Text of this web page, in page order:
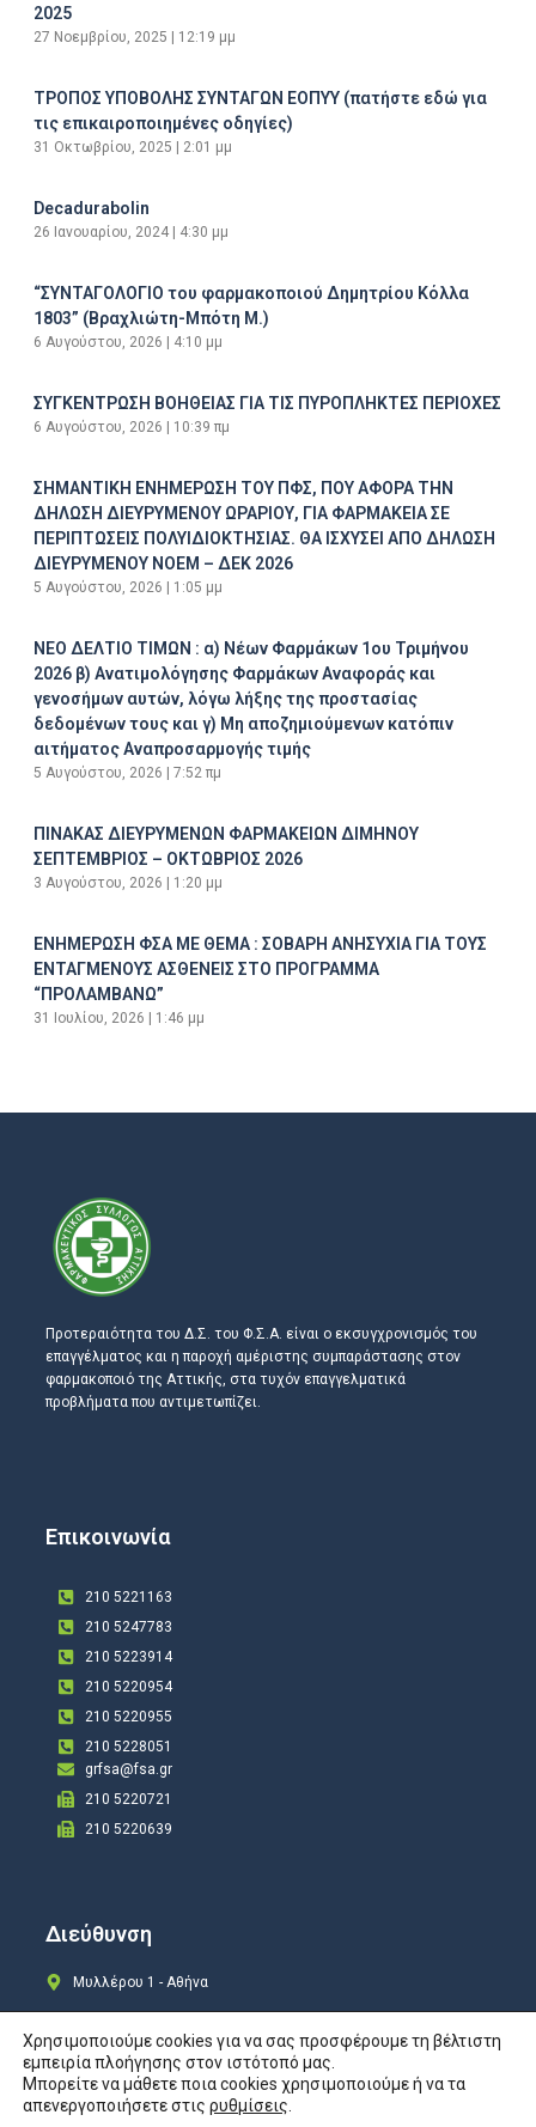
2025
27 Νοεμβρίου, 2025 12:19 μμ
ΤΡΟΠΟΣ ΥΠΟΒΟΛΗΣ ΣΥΝΤΑΓΩΝ ΕΟΠΥΥ (πατήστε εδώ για
τις επικαιροποιημένες οδηγίες)
31 Οκτωβρίου, 2025 2:01 μμ
Decadurabolin
26 Ιανουαρίου, 2024 4:30 μμ
“ΣΥΝΤΑΓΟΛΟΓΙΟ του φαρμακοποιού Δημητρίου Κόλλα
1803” (Βραχλιώτη-Μπότη Μ.)
6 Αυγούστου, 2026 4:10 μμ
ΣΥΓΚΕΝΤΡΩΣΗ ΒΟΗΘΕΙΑΣ ΓΙΑ ΤΙΣ ΠΥΡΟΠΛΗΚΤΕΣ ΠΕΡΙΟΧΕΣ
6 Αυγούστου, 2026 10:39 πμ
ΣΗΜΑΝΤΙΚΗ ΕΝΗΜΕΡΩΣΗ ΤΟΥ ΠΦΣ, ΠΟΥ ΑΦΟΡΑ ΤΗΝ
ΔΗΛΩΣΗ ΔΙΕΥΡΥΜΕΝΟΥ ΩΡΑΡΙΟΥ, ΓΙΑ ΦΑΡΜΑΚΕΙΑ ΣΕ
ΠΕΡΙΠΤΩΣΕΙΣ ΠΟΛΥΙΔΙΟΚΤΗΣΙΑΣ. ΘΑ ΙΣΧΥΣΕΙ ΑΠΟ ΔΗΛΩΣΗ
ΔΙΕΥΡΥΜΕΝΟΥ ΝΟΕΜ – ΔΕΚ 2026
5 Αυγούστου, 2026 1:05 μμ
ΝΕΟ ΔΕΛΤΙΟ ΤΙΜΩΝ : α) Νέων Φαρμάκων 1ου Τριμήνου
2026 β) Ανατιμολόγησης Φαρμάκων Αναφοράς και
γενοσήμων αυτών, λόγω λήξης της προστασίας
δεδομένων τους και γ) Μη αποζημιούμενων κατόπιν
αιτήματος Αναπροσαρμογής τιμής
5 Αυγούστου, 2026 7:52 πμ
ΠΙΝΑΚΑΣ ΔΙΕΥΡΥΜΕΝΩΝ ΦΑΡΜΑΚΕΙΩΝ ΔΙΜΗΝΟΥ
ΣΕΠΤΕΜΒΡΙΟΣ – ΟΚΤΩΒΡΙΟΣ 2026
3 Αυγούστου, 2026 1:20 μμ
ΕΝΗΜΕΡΩΣΗ ΦΣΑ ΜΕ ΘΕΜΑ : ΣΟΒΑΡΗ ΑΝΗΣΥΧΙΑ ΓΙΑ ΤΟΥΣ
ΕΝΤΑΓΜΕΝΟΥΣ ΑΣΘΕΝΕΙΣ ΣΤΟ ΠΡΟΓΡΑΜΜΑ
“ΠΡΟΛΑΜΒΑΝΩ”
31 Ιουλίου, 2026 1:46 μμ
Προτεραιότητα του Δ.Σ. του Φ.Σ.Α. είναι ο εκσυγχρονισμός του
επαγγέλματος και η παροχή αμέριστης συμπαράστασης στον
φαρμακοποιό της Αττικής, στα τυχόν επαγγελματικά
προβλήματα που αντιμετωπίζει.
Επικοινωνία
210 5221163
210 5247783
210 5223914
210 5220954
210 5220955
210 5228051
grfsa@fsa.gr
210 5220721
210 5220639
Διεύθυνση
Μυλλέρου 1 - Αθήνα
Copyright © 2024 All rights Reserved. Design byCOSMOTE New Site4U
Χρησιμοποιούμε cookies για να σας προσφέρουμε τη βέλτιστη
εμπειρία πλοήγησης στον ιστότοπό μας.
Μπορείτε να μάθετε ποια cookies χρησιμοποιούμε ή να τα
απενεργοποιήσετε στις ρυθμίσεις